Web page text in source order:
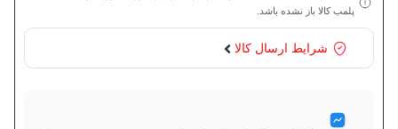
پلمب کالا باز نشده باشد.
شرایط ارسال کالا